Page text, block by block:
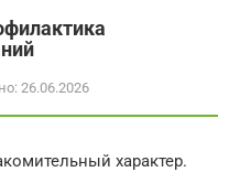
26.06.2026
характер.